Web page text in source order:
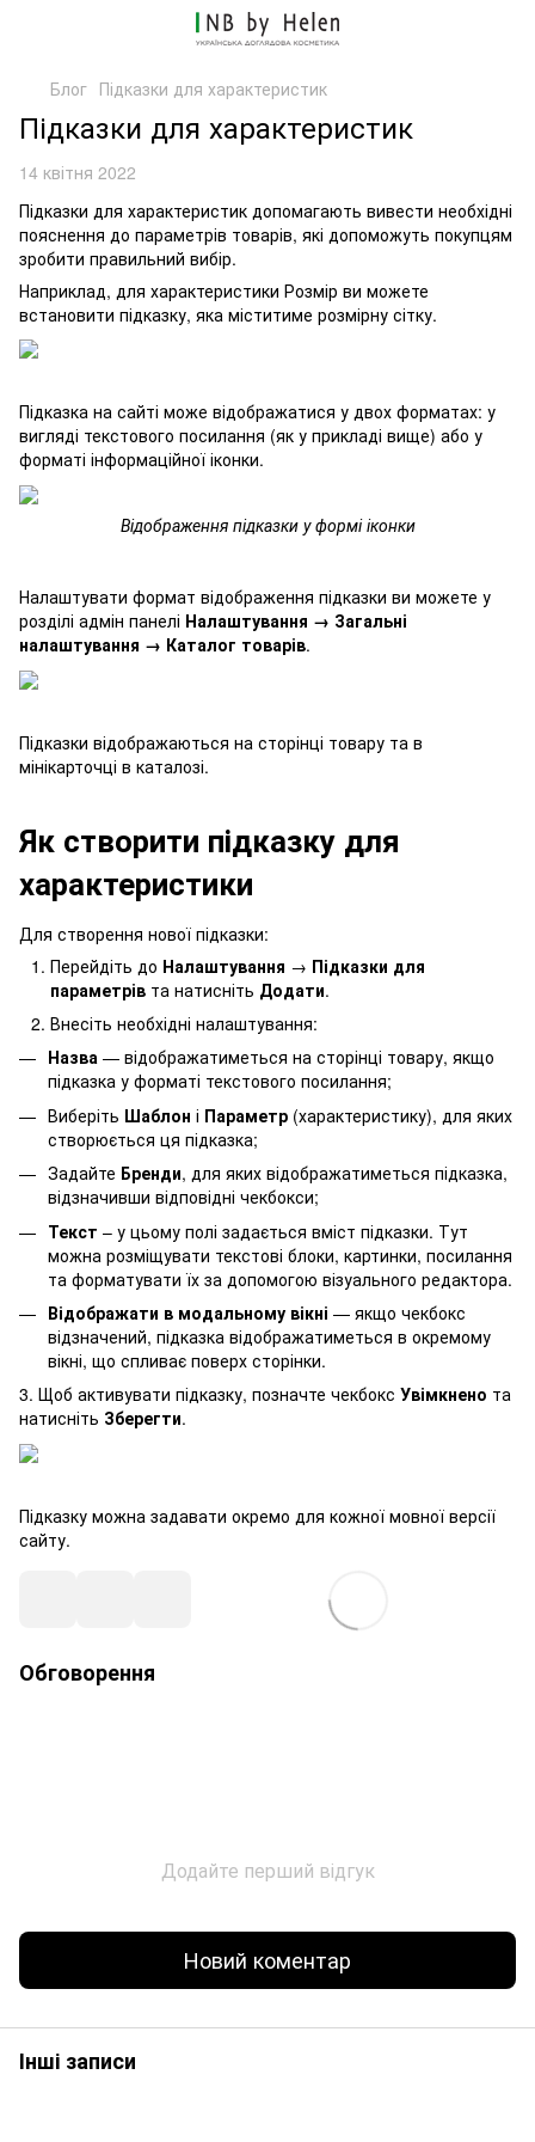
Блог Підказки для характеристик
Підказки для характеристик
14 квітня 2022
Підказки для характеристик допомагають вивести необхідні
пояснення до параметрів товарів, які допоможуть покупцям
зробити правильний вибір.
Наприклад, для характеристики Розмір ви можете
встановити підказку, яка міститиме розмірну сітку.
Підказка на сайті може відображатися у двох форматах: у
вигляді текстового посилання (як у прикладі вище) або у
форматі інформаційної іконки.
Відображення підказки у формі іконки
Налаштувати формат відображення підказки ви можете у
розділі адмін панелі Налаштування → Загальні
налаштування → Каталог товарів.
Підказки відображаються на сторінці товару та в
мінікарточці в каталозі.
Як створити підказку для
характеристики
Для створення нової підказки:
Перейдіть до Налаштування → Підказки для
параметрів та натисніть Додати.
Внесіть необхідні налаштування:
Назва — відображатиметься на сторінці товару, якщо
підказка у форматі текстового посилання;
Виберіть Шаблон і Параметр (характеристику), для яких
створюється ця підказка;
Задайте Бренди, для яких відображатиметься підказка,
відзначивши відповідні чекбокси;
Текст – у цьому полі задається вміст підказки. Тут
можна розміщувати текстові блоки, картинки, посилання
та форматувати їх за допомогою візуального редактора.
Відображати в модальному вікні — якщо чекбокс
відзначений, підказка відображатиметься в окремому
вікні, що спливає поверх сторінки.
3. Щоб активувати підказку, позначте чекбокс Увімкнено та
натисніть Зберегти.
Підказку можна задавати окремо для кожної мовної версії
сайту.
Обговорення
Додайте перший відгук
Новий коментар
Інші записи